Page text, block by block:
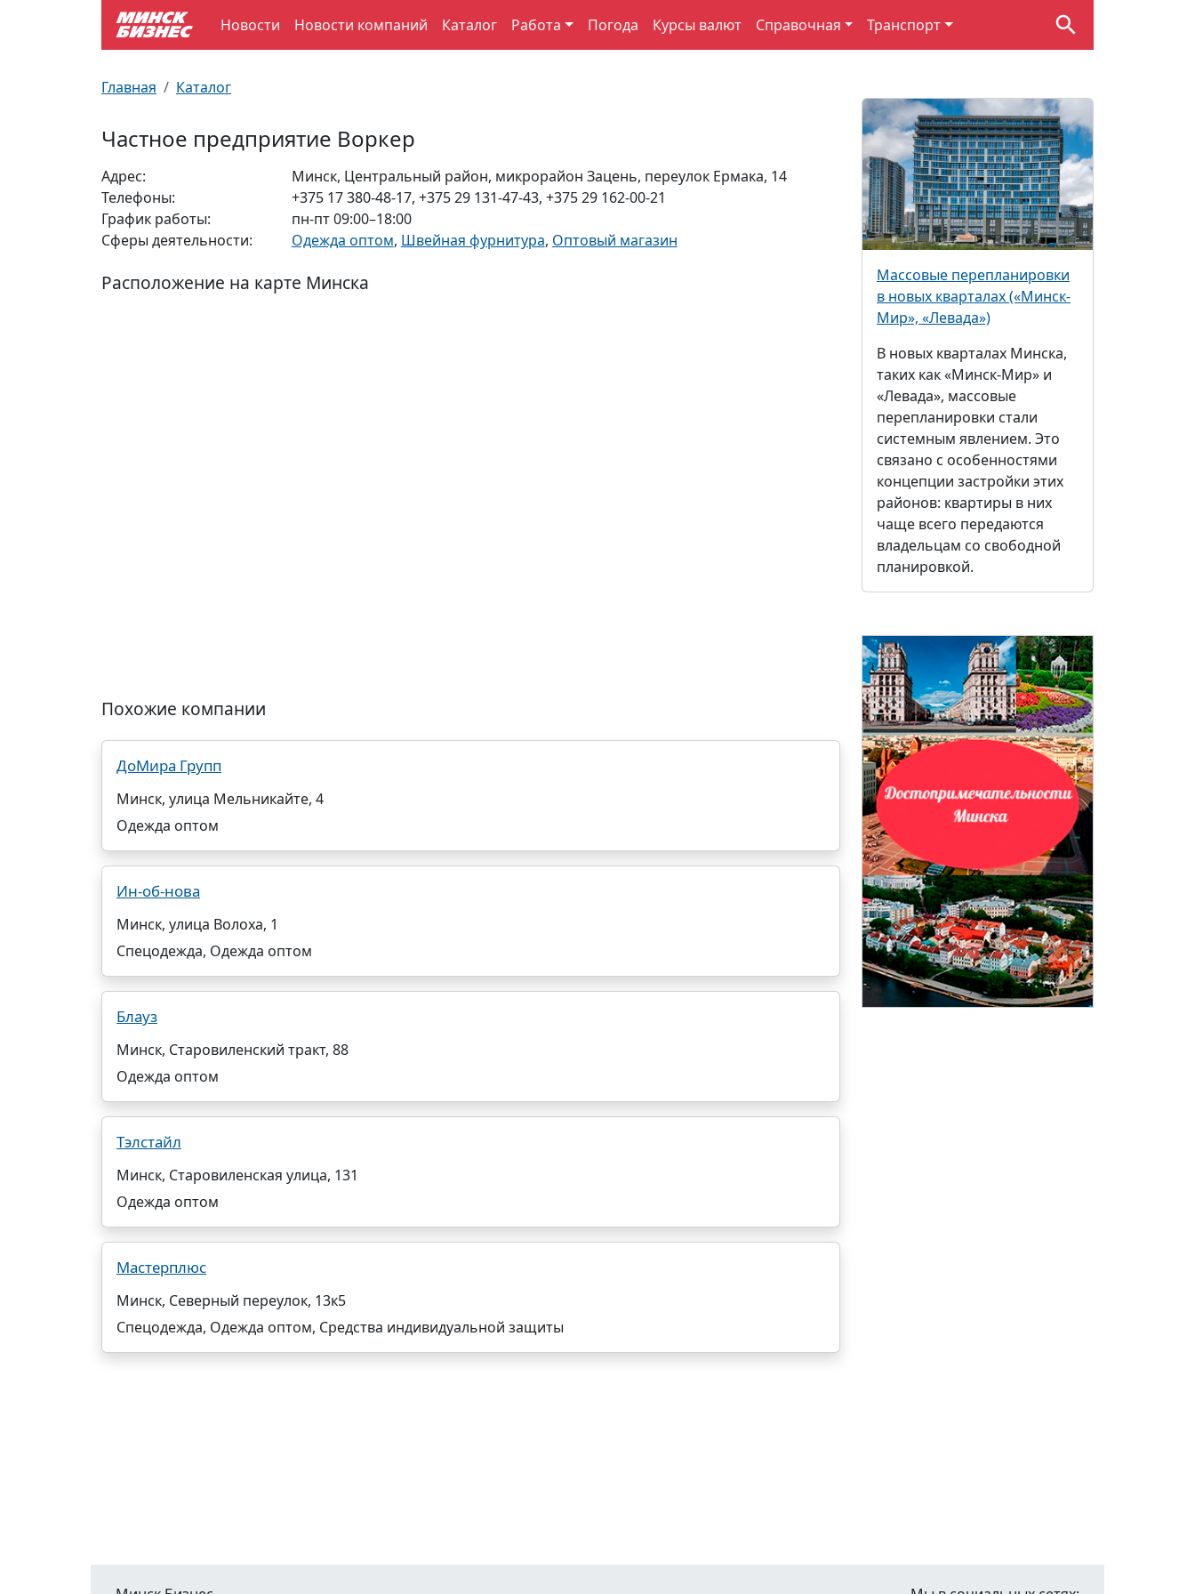
Новости Новости компаний Каталог Работа Погода Курсы валют Справочная Транспорт
Главная Каталог
Частное предприятие Воркер
Адрес:
Минск, Центральный район, микрорайон Зацень, переулок Ермака, 14
Телефоны:
+375 17 380-48-17, +375 29 131-47-43, +375 29 162-00-21
График работы:
пн-пт 09:00–18:00
Сферы деятельности:
Одежда оптом, Швейная фурнитура, Оптовый магазин
Расположение на карте Минска
Похожие компании
ДоМира Групп
Минск, улица Мельникайте, 4
Одежда оптом
Ин-об-нова
Минск, улица Волоха, 1
Спецодежда, Одежда оптом
Блауз
Минск, Старовиленский тракт, 88
Одежда оптом
Тэлстайл
Минск, Старовиленская улица, 131
Одежда оптом
Мастерплюс
Минск, Северный переулок, 13к5
Спецодежда, Одежда оптом, Средства индивидуальной защиты
Массовые перепланировки
в новых кварталах («Минск-
Мир», «Левада»)
В новых кварталах Минска,
таких как «Минск-Мир» и
«Левада», массовые
перепланировки стали
системным явлением. Это
связано с особенностями
концепции застройки этих
районов: квартиры в них
чаще всего передаются
владельцам со свободной
планировкой.
Улицы Минска
Производственный календарь
Документы для ЗАГСа
Пробки на дорогах